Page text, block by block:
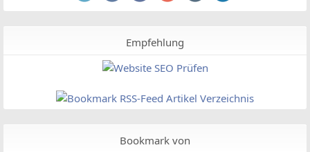
Empfehlung
Bookmark von